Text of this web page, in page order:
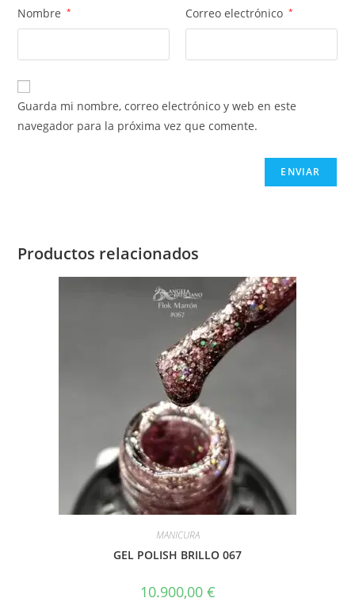
Nombre * Correo electrónico *
Guarda mi nombre, correo electrónico y web en este
navegador para la próxima vez que comente.
Productos relacionados
MANICURA
GEL POLISH BRILLO 067
10.900,00 €